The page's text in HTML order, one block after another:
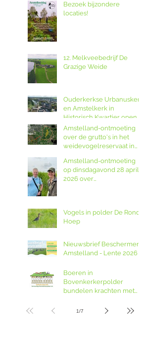
Bezoek bijzondere
locaties!
12. Melkveebedrijf De
Grazige Weide
Ouderkerkse Urbanuskerk
en Amstelkerk in
Historisch Kwartier open
op Amstellanddag met
rondleidingen,
fototentoonstelling en
Amstelland-ontmoeting
over de grutto's in het
weidevogelreservaat in
Amstelland-ontmoeting
op dinsdagavond 28 april
2026 over
Kwant van Landschap
Noord-Holland
Vogels in polder De Ronde
Hoep
Nieuwsbrief Beschermers
Amstelland - Lente 2026
Boeren in
Bovenkerkerpolder
bundelen krachten met
1/7